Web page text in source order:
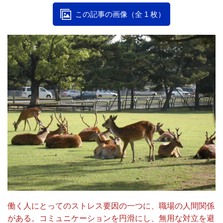
この記事の画像（全 1 枚）
働く人にとってのストレス要因の一つに、職場の人間関係
がある。コミュニケーションを円滑にし、無用な対立を避